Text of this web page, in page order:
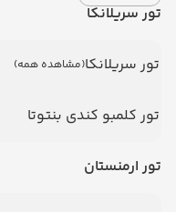
تور سریلانکا
تور سریلانکا(مشاهده همه)
تور کلمبو کندی بنتوتا
تور ارمنستان